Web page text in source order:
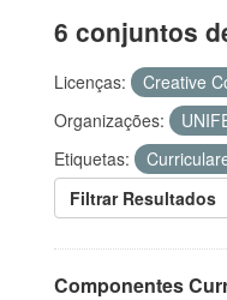
6 conjuntos
Licenças:
Creative
Organizações:
Etiquetas:
Filtrar Resultados
Componentes